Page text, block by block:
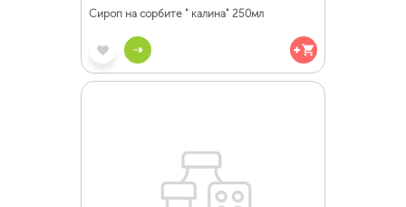
Сироп на сорбите " калина" 250мл